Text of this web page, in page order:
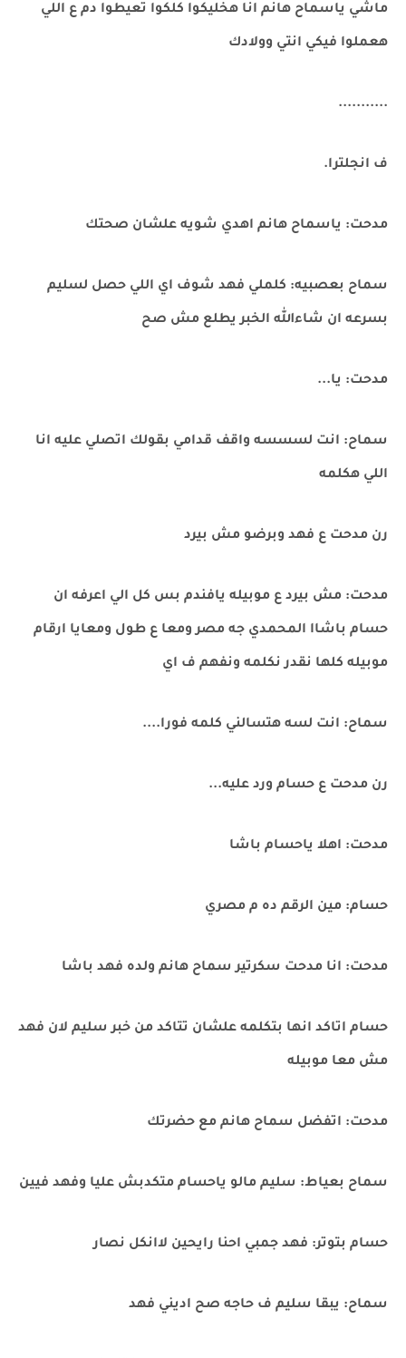
ماشي ياسماح هانم انا هخليكوا كلكوا تعيطوا دم ع اللي
هعملوا فيكي انتي وولادك
...........
ف انجلترا.
مدحت: ياسماح هانم اهدي شويه علشان صحتك
سماح بعصبيه: كلملي فهد شوف اي اللي حصل لسليم
بسرعه ان شاءالله الخبر يطلع مش صح
مدحت: يا...
سماح: انت لسسسه واقف قدامي بقولك اتصلي عليه انا
اللي هكلمه
رن مدحت ع فهد وبرضو مش بيرد
مدحت: مش بيرد ع موبيله يافندم بس كل الي اعرفه ان
حسام باشاا المحمدي جه مصر ومعا ع طول ومعايا ارقام
موبيله كلها نقدر نكلمه ونفهم ف اي
سماح: انت لسه هتسالني كلمه فورا....
رن مدحت ع حسام ورد عليه...
مدحت: اهلا ياحسام باشا
حسام: مين الرقم ده م مصري
مدحت: انا مدحت سكرتير سماح هانم ولده فهد باشا
حسام اتاكد انها بتكلمه علشان تتاكد من خبر سليم لان فهد
مش معا موبيله
مدحت: اتفضل سماح هانم مع حضرتك
سماح بعياط: سليم مالو ياحسام متكدبش عليا وفهد فيين
حسام بتوتر: فهد جمبي احنا رايحين لاانكل نصار
سماح: يبقا سليم ف حاجه صح اديني فهد